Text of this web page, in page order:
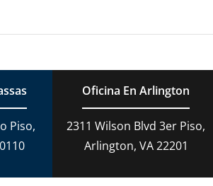
Piso,
Oficina En Arlington
2311 Wilson Blvd 3er Piso,
Arlington, VA 22201